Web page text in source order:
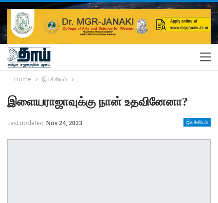
Home இலக்கியம்
இளையராஜாவுக்கு நான் உதவினேனா?
இலக்கியம்
Last updated Nov 24, 2023